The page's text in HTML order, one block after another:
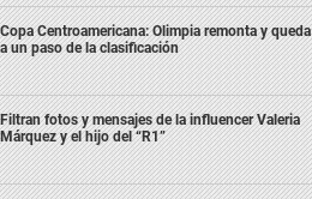
Copa Centroamericana: Olimpia remonta y queda
a un paso de la clasificación
Filtran fotos y mensajes de la influencer Valeria
Márquez y el hijo del “R1”